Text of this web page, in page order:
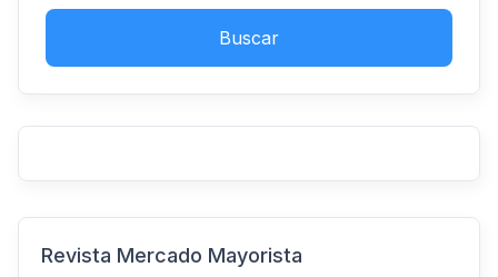
Buscar
Revista Mercado Mayorista